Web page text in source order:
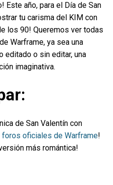
Este año, para el Día de San
tu carisma del KIM con
los 90! Queremos ver todas
Warframe, ya sea una
editado o sin editar, una
imaginativa.
de San Valentín con
foros oficiales de Warframe!
más romántica!